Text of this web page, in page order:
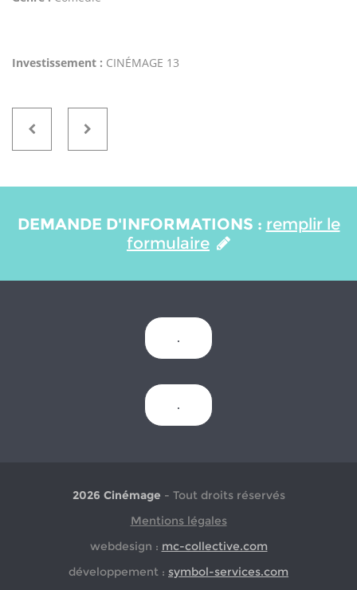
Investissement : CINÉMAGE 13
DEMANDE D'INFORMATIONS : remplir le
formulaire
.
.
2026 Cinémage - Tout droits réservés
Mentions légales
webdesign : mc-collective.com
développement : symbol-services.com